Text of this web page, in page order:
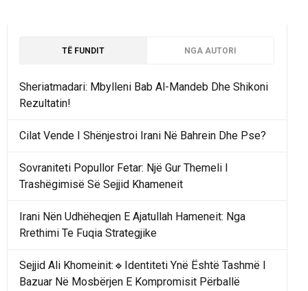
TË FUNDIT NGA AUTORI
Sheriatmadari: Mbylleni Bab Al-Mandeb Dhe Shikoni
Rezultatin!
Cilat Vende I Shënjestroi Irani Në Bahrein Dhe Pse?
Sovraniteti Popullor Fetar: Një Gur Themeli I
Trashëgimisë Së Sejjid Khameneit
Irani Nën Udhëheqjen E Ajatullah Hameneit: Nga
Rrethimi Te Fuqia Strategjike
Sejjid Ali Khomeinit:🔹Identiteti Ynë Është Tashmë I
Bazuar Në Mosbërjen E Kompromisit Përballë